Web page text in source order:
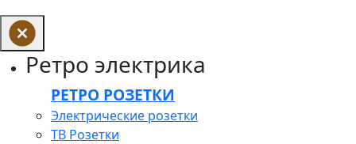
Ретро электрика
РЕТРО РОЗЕТКИ
Электрические розетки
ТВ Розетки